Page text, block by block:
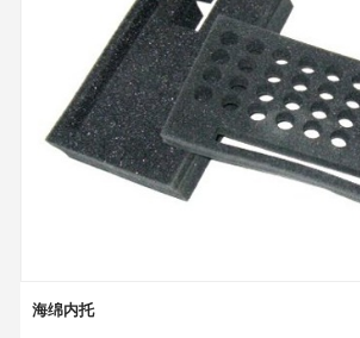
海绵内托